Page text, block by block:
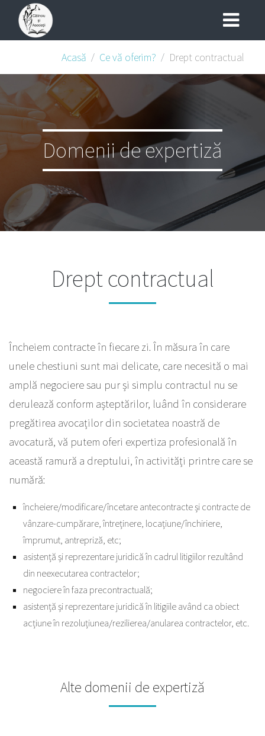
Acasă Ce vă oferim? Drept contractual
Domenii de expertiză
Drept contractual
Încheiem contracte în fiecare zi. În măsura în care
unele chestiuni sunt mai delicate, care necesită o mai
amplă negociere sau pur și simplu contractul nu se
derulează conform așteptărilor, luând în considerare
pregătirea avocaților din societatea noastră de
avocatură, vă putem oferi expertiza profesională în
această ramură a dreptului, în activități printre care se
numără:
încheiere/modificare/încetare antecontracte și contracte de
vânzare-cumpărare, întreținere, locațiune/închiriere,
împrumut, antrepriză, etc;
asistență și reprezentare juridică în cadrul litigiilor rezultând
din neexecutarea contractelor;
negociere în faza precontractuală;
asistență și reprezentare juridică în litigiile având ca obiect
acțiune în rezoluțiunea/rezilierea/anularea contractelor, etc.
Alte domenii de expertiză